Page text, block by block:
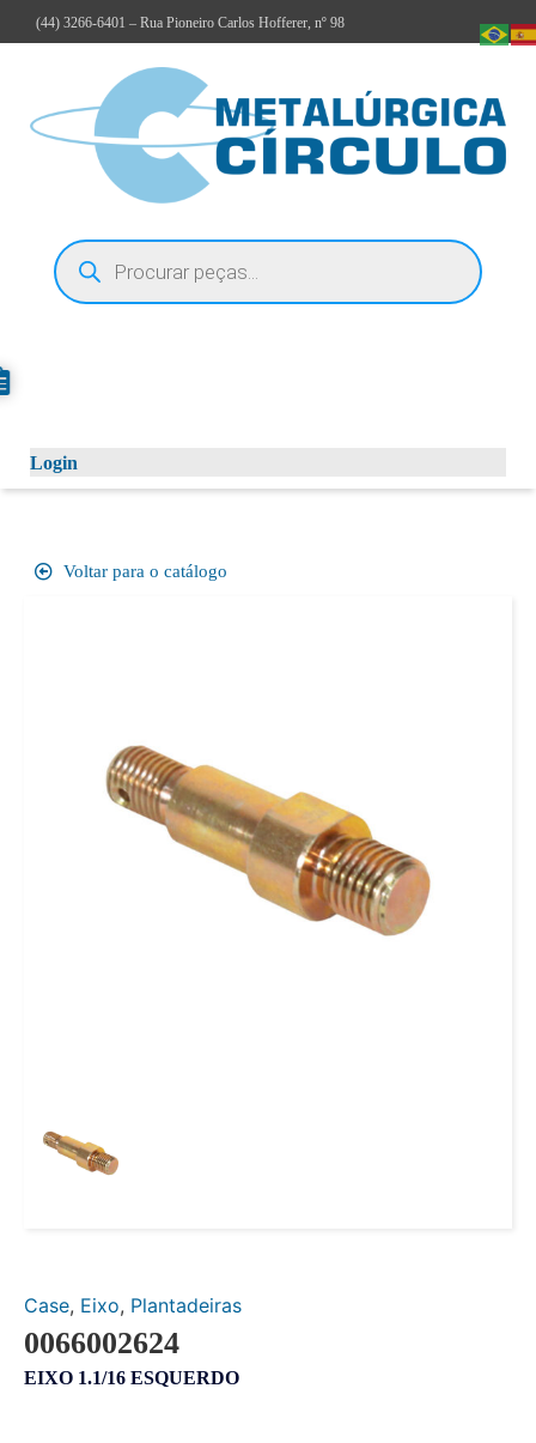
(44) 3266-6401 – Rua Pioneiro Carlos Hofferer, nº 98
Login
Voltar para o catálogo
Case, Eixo, Plantadeiras
0066002624
EIXO 1.1/16 ESQUERDO